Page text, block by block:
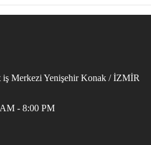
iş Merkezi Yenişehir Konak / İZMİR
AM - 8:00 PM